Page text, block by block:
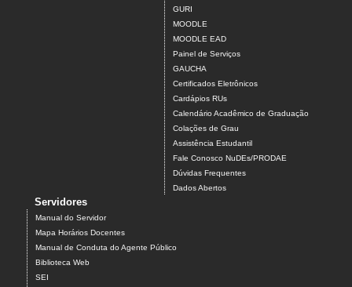
GURI
MOODLE
MOODLE EAD
Painel de Serviços
GAUCHA
Certificados Eletrônicos
Cardápios RUs
Calendário Acadêmico de Graduação
Colações de Grau
Assistência Estudantil
Fale Conosco NuDEs/PRODAE
Dúvidas Frequentes
Dados Abertos
Servidores
Manual do Servidor
Mapa Horários Docentes
Manual de Conduta do Agente Público
Biblioteca Web
SEI